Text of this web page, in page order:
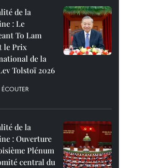
de la
: Le
To Lam
le Prix
de la
Tolstoï 2026
ÉCOUTER
de la
: Ouverture
Plénum
central du